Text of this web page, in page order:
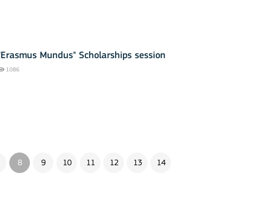
Mundus" Scholarships session
1086
8 9 10 11 12 13 14
among organisations and